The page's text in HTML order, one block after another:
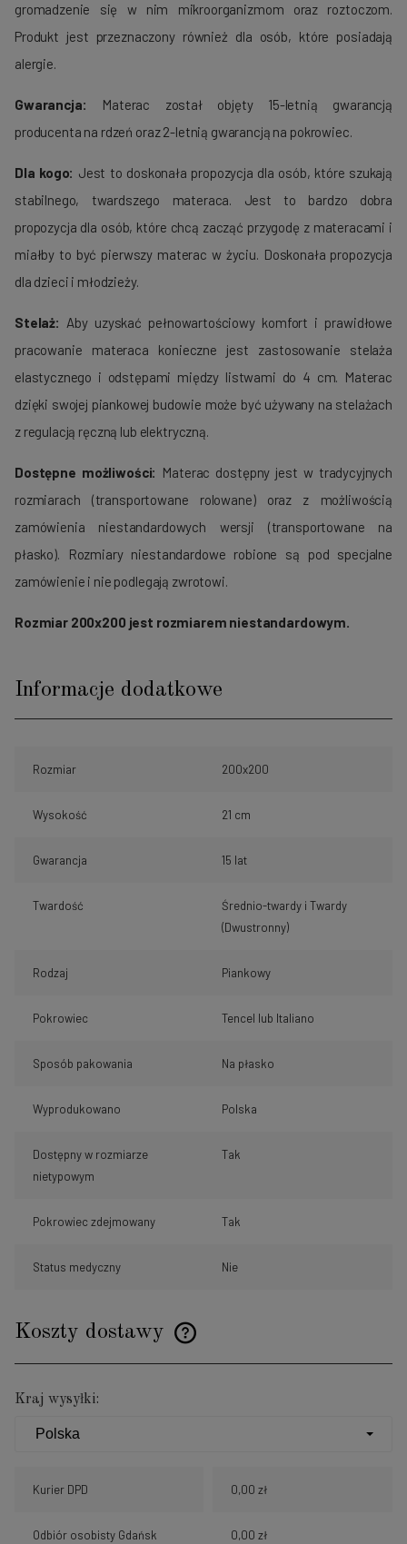
gromadzenie się w nim mikroorganizmom oraz roztoczom.
Produkt jest przeznaczony również dla osób, które posiadają
alergie.
Gwarancja:
Materac został objęty 15-letnią gwarancją
producenta na rdzeń oraz 2-letnią gwarancją na pokrowiec.
Dla kogo: Jest to doskonała propozycja dla osób, które szukają
stabilnego, twardszego materaca. Jest to bardzo dobra
propozycja dla osób, które chcą zacząć przygodę z materacami i
miałby to być pierwszy materac w życiu. Doskonała propozycja
dla dzieci i młodzieży.
Stelaż: Aby uzyskać pełnowartościowy komfort i prawidłowe
pracowanie materaca konieczne jest zastosowanie stelaża
elastycznego i odstępami między listwami do 4 cm. Materac
dzięki swojej piankowej budowie może być używany na stelażach
z regulacją ręczną lub elektryczną.
Dostępne możliwości: Materac dostępny jest w tradycyjnych
rozmiarach (transportowane rolowane) oraz z możliwością
zamówienia niestandardowych wersji (transportowane na
płasko). Rozmiary niestandardowe robione są pod specjalne
zamówienie i nie podlegają zwrotowi.
Rozmiar 200x200 jest rozmiarem niestandardowym.
Informacje dodatkowe
Rozmiar 200x200
Wysokość 21 cm
Gwarancja 15 lat
Twardość
Średnio-twardy i Twardy
(Dwustronny)
Rodzaj Piankowy
Pokrowiec Tencel lub Italiano
Sposób pakowania Na płasko
Wyprodukowano Polska
Dostępny w rozmiarze
nietypowym
Tak
Pokrowiec zdejmowany Tak
Status medyczny Nie
Koszty dostawy
Cena nie zawiera ewentualnych kosztów płatności
Kraj wysyłki:
Kurier DPD 0,00 zł
Odbiór osobisty Gdańsk
0,00 zł